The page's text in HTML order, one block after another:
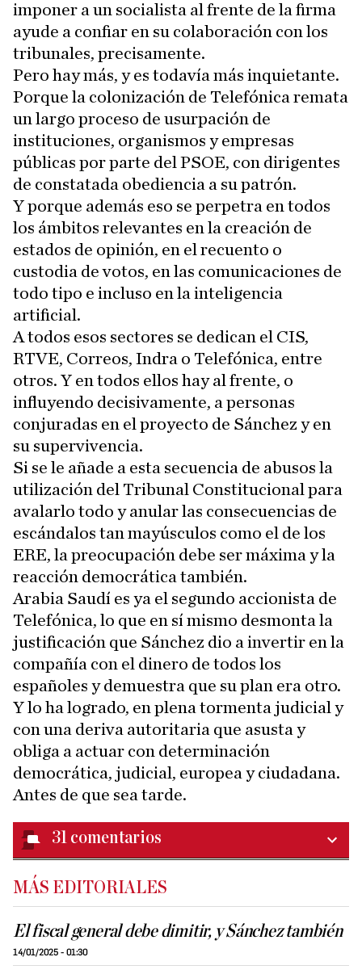
imponer a un socialista al frente de la firma
ayude a confiar en su colaboración con los
tribunales, precisamente.
Pero hay más, y es todavía más inquietante.
Porque la colonización de Telefónica remata
un largo proceso de usurpación de
instituciones, organismos y empresas
públicas por parte del PSOE, con dirigentes
de constatada obediencia a su patrón.
Y porque además eso se perpetra en todos
los ámbitos relevantes en la creación de
estados de opinión, en el recuento o
custodia de votos, en las comunicaciones de
todo tipo e incluso en la inteligencia
artificial.
A todos esos sectores se dedican el CIS,
RTVE, Correos, Indra o Telefónica, entre
otros. Y en todos ellos hay al frente, o
influyendo decisivamente, a personas
conjuradas en el proyecto de Sánchez y en
su supervivencia.
Si se le añade a esta secuencia de abusos la
utilización del Tribunal Constitucional para
avalarlo todo y anular las consecuencias de
escándalos tan mayúsculos como el de los
ERE, la preocupación debe ser máxima y la
reacción democrática también.
Arabia Saudí es ya el segundo accionista de
Telefónica, lo que en sí mismo desmonta la
justificación que Sánchez dio a invertir en la
compañía con el dinero de todos los
españoles y demuestra que su plan era otro.
Y lo ha logrado, en plena tormenta judicial y
con una deriva autoritaria que asusta y
obliga a actuar con determinación
democrática, judicial, europea y ciudadana.
Antes de que sea tarde.
31 comentarios
MÁS EDITORIALES
El fiscal general debe dimitir, y Sánchez también
14/01/2025 - 01:30